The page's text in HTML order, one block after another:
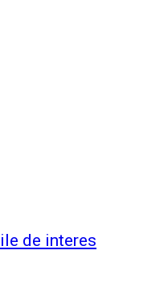
de interes